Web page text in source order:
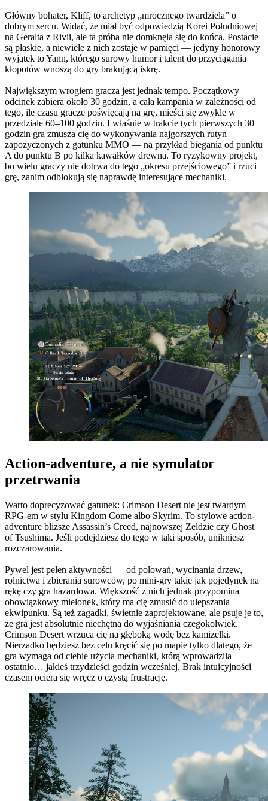
Główny bohater, Kliff, to archetyp „mrocznego twardziela” o
dobrym sercu. Widać, że miał być odpowiedzią Korei Południowej
na Geralta z Rivii, ale ta próba nie domknęła się do końca. Postacie
są płaskie, a niewiele z nich zostaje w pamięci — jedyny honorowy
wyjątek to Yann, którego surowy humor i talent do przyciągania
kłopotów wnoszą do gry brakującą iskrę.
Największym wrogiem gracza jest jednak tempo. Początkowy
odcinek zabiera około 30 godzin, a cała kampania w zależności od
tego, ile czasu gracze poświęcają na grę, mieści się zwykle w
przedziale 60–100 godzin. I właśnie w trakcie tych pierwszych 30
godzin gra zmusza cię do wykonywania najgorszych rutyn
zapożyczonych z gatunku MMO — na przykład biegania od punktu
A do punktu B po kilka kawałków drewna. To ryzykowny projekt,
bo wielu graczy nie dotrwa do tego „okresu przejściowego” i rzuci
grę, zanim odblokują się naprawdę interesujące mechaniki.
Action-adventure, a nie symulator
przetrwania
Warto doprecyzować gatunek: Crimson Desert nie jest twardym
RPG-em w stylu Kingdom Come albo Skyrim. To stylowe action-
adventure bliższe Assassin’s Creed, najnowszej Zeldzie czy Ghost
of Tsushima. Jeśli podejdziesz do tego w taki sposób, unikniesz
rozczarowania.
Pywel jest pełen aktywności — od polowań, wycinania drzew,
rolnictwa i zbierania surowców, po mini-gry takie jak pojedynek na
rękę czy gra hazardowa. Większość z nich jednak przypomina
obowiązkowy mielonek, który ma cię zmusić do ulepszania
ekwipunku. Są też zagadki, świetnie zaprojektowane, ale psuje je to,
że gra jest absolutnie niechętna do wyjaśniania czegokolwiek.
Crimson Desert wrzuca cię na głęboką wodę bez kamizelki.
Nierzadko będziesz bez celu kręcić się po mapie tylko dlatego, że
gra wymaga od ciebie użycia mechaniki, którą wprowadziła
ostatnio… jakieś trzydzieści godzin wcześniej. Brak intuicyjności
czasem ociera się wręcz o czystą frustrację.